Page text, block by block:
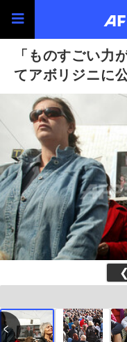
「ものすごい
てアボリジニに
❮